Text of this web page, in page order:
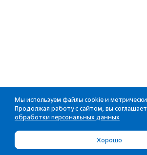
Мы используем файлы cookie и
Продолжая работу с сайтом, вы
обработки персональных данных
Хорошо